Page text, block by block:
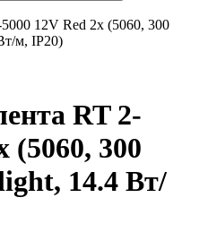
12V Red 2x (5060, 300
м, IP20)
RT 2-
(5060, 300
14.4 Вт/